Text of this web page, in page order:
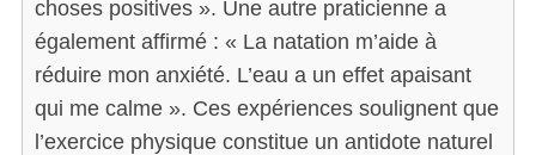
choses positives ». Une autre praticienne a
également affirmé : « La natation m’aide à
réduire mon anxiété. L’eau a un effet apaisant
qui me calme ». Ces expériences soulignent que
l’exercice physique constitue un antidote naturel